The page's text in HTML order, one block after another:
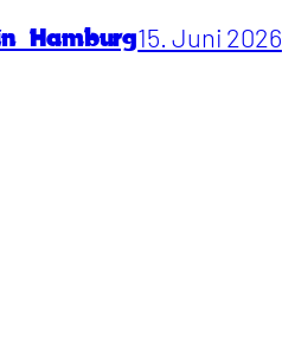
Hamburg15. Juni 2026